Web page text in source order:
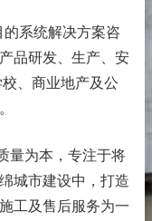
系统解决方案咨
品研发、生产、安
、商业地产及公
量为本，专注于将
城市建设中，打造
工及售后服务为一